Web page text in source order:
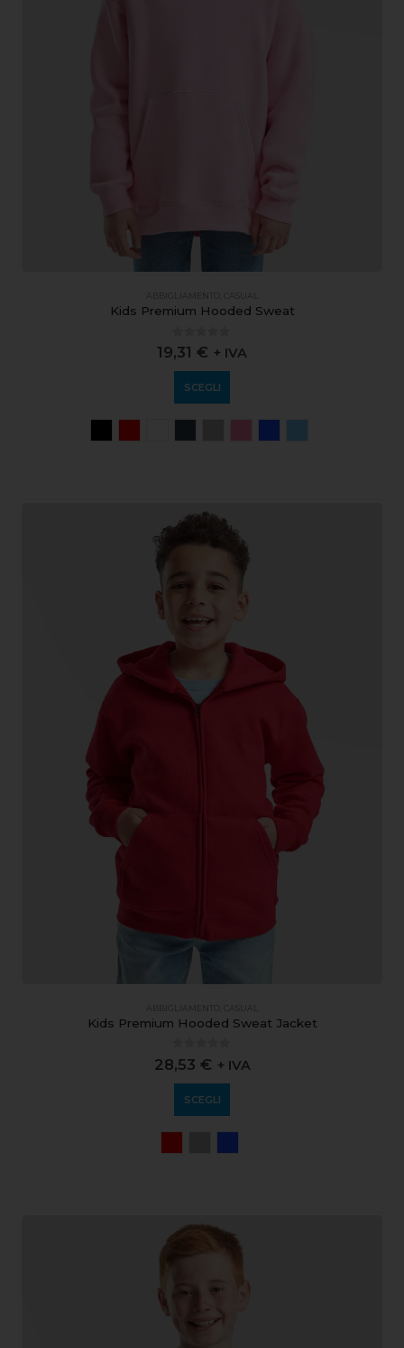
ABBIGLIAMENTO CASUAL
Kids Premium Hooded Sweat
0out of 5
19,31 € + IVA
SCEGLI
ABBIGLIAMENTO CASUAL
Kids Premium Hooded Sweat Jacket
0out of 5
28,53 € + IVA
SCEGLI